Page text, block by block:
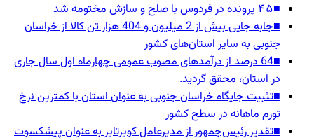
■۴۵ پرونده در فردوس با صلح و سازش مختومه شد
■
جابه جایی بیش از 2 میلیون و 404 هزار تن کالا از خراسان
جنوبی به سایر استان‌های کشور
■
64 درصد از درآمدهای مصوب عمومی چهارماه اول سال جاری
در استان، محقق گردید.
■تثبیت جایگاه خراسان جنوبی به عنوان استان با کمترین نرخ
تورم ماهانه در سطح کشور
■تقدیر رئیس‌جمهور از مدیرعامل کویرتایر به عنوان پیشکسوت